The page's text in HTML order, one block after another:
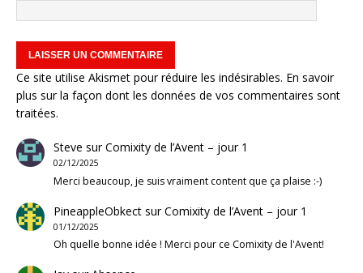
Ce site utilise Akismet pour réduire les indésirables. En savoir
plus sur la façon dont les données de vos commentaires sont
traitées.
Steve surComixity de l’Avent – jour 1
02/12/2025
Merci beaucoup, je suis vraiment content que ça plaise :-)
PineappleObkectsurComixity de l’Avent – jour 1
01/12/2025
Oh quelle bonne idée ! Merci pour ce Comixity de l'Avent!